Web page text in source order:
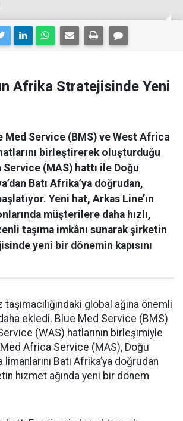
Afrika Stratejisinde Yeni
Med Service (BMS) ve West Africa
birleştirerek oluşturduğu
(MAS) hattı ile Doğu
Batı Afrika’ya doğrudan,
Yeni hat, Arkas Line’ın
müşterilere daha hızlı,
taşıma imkânı sunarak şirketin
yeni bir dönemin kapısını
global ağına önemli
ekledi. Blue Med Service (BMS)
(WAS) hatlarının birleşimiyle
Africa Service (MAS), Doğu
Batı Afrika’ya doğrudan
hizmet ağında yeni bir dönem